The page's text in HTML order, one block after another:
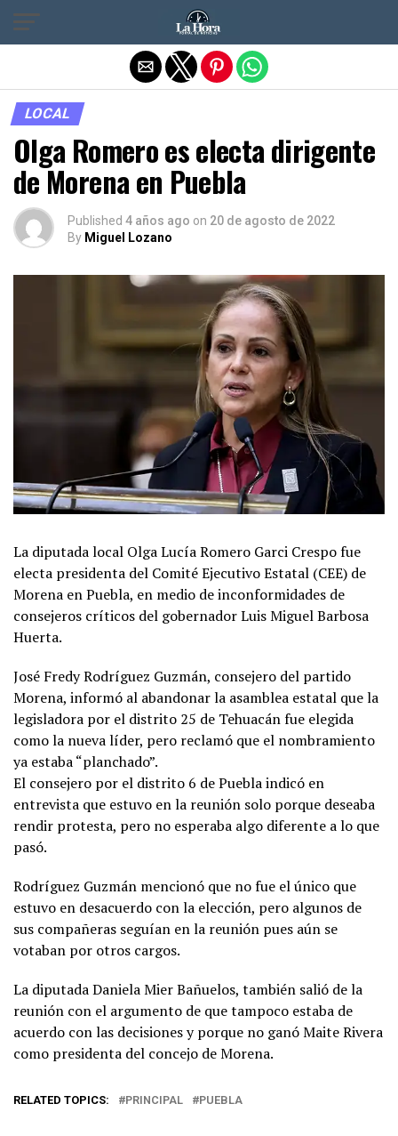
LOCAL
Olga Romero es electa dirigente
de Morena en Puebla
Published 4 años ago on 20 de agosto de 2022
By Miguel Lozano
La diputada local Olga Lucía Romero Garci Crespo fue
electa presidenta del Comité Ejecutivo Estatal (CEE) de
Morena en Puebla, en medio de inconformidades de
consejeros críticos del gobernador Luis Miguel Barbosa
Huerta.
José Fredy Rodríguez Guzmán, consejero del partido
Morena, informó al abandonar la asamblea estatal que la
legisladora por el distrito 25 de Tehuacán fue elegida
como la nueva líder, pero reclamó que el nombramiento
ya estaba “planchado”.
El consejero por el distrito 6 de Puebla indicó en
entrevista que estuvo en la reunión solo porque deseaba
rendir protesta, pero no esperaba algo diferente a lo que
pasó.
Rodríguez Guzmán mencionó que no fue el único que
estuvo en desacuerdo con la elección, pero algunos de
sus compañeras seguían en la reunión pues aún se
votaban por otros cargos.
La diputada Daniela Mier Bañuelos, también salió de la
reunión con el argumento de que tampoco estaba de
acuerdo con las decisiones y porque no ganó Maite Rivera
como presidenta del concejo de Morena.
RELATED TOPICS: PRINCIPAL PUEBLA
Salir de la versión móvil